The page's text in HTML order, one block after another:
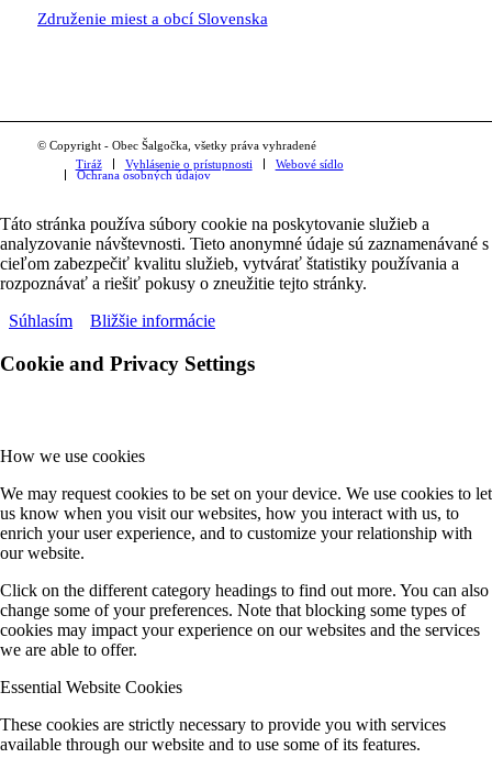
Združenie miest a obcí Slovenska
© Copyright - Obec Šalgočka, všetky práva vyhradené
Tiráž
Vyhlásenie o prístupnosti
Webové sídlo
Ochrana osobných údajov
Táto stránka používa súbory cookie na poskytovanie služieb a
analyzovanie návštevnosti. Tieto anonymné údaje sú zaznamenávané s
cieľom zabezpečiť kvalitu služieb, vytvárať štatistiky používania a
rozpoznávať a riešiť pokusy o zneužitie tejto stránky.
Súhlasím
Bližšie informácie
Cookie and Privacy Settings
How we use cookies
We may request cookies to be set on your device. We use cookies to let
us know when you visit our websites, how you interact with us, to
enrich your user experience, and to customize your relationship with
our website.
Click on the different category headings to find out more. You can also
change some of your preferences. Note that blocking some types of
cookies may impact your experience on our websites and the services
we are able to offer.
Essential Website Cookies
These cookies are strictly necessary to provide you with services
available through our website and to use some of its features.